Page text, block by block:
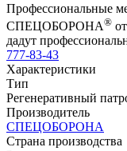
Профессиональные
СПЕЦОБОРОНА®
дадут
777-83-43
Характеристики
Тип
Регенеративный
Производитель
СПЕЦОБОРОНА
Страна производства